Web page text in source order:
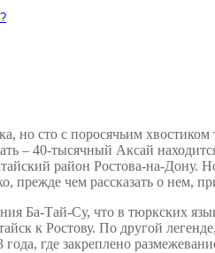
сто с поросячьим
– 40-тысячный Аксай
район Ростова-на-
чем рассказать о нем,
Ба-Тай-Су, что в тюркских
к Ростову. По другой
года, где закреплено